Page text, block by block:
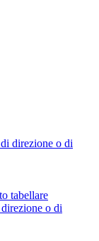
direzione o di
tabellare
o di